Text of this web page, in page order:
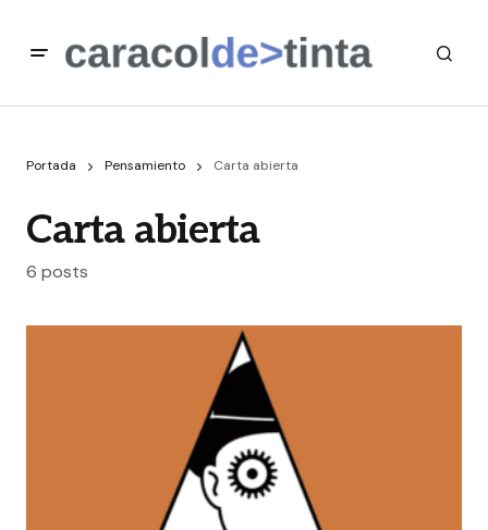
Portada Pensamiento Carta abierta
Carta abierta
6 posts